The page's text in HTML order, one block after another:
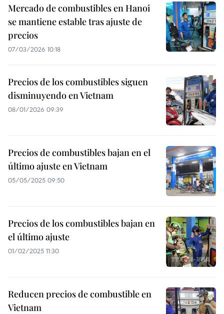
Mercado de combustibles en Hanoi
se mantiene estable tras ajuste de
precios
07/03/2026 10:18
Precios de los combustibles siguen
disminuyendo en Vietnam
08/01/2026 09:39
Precios de combustibles bajan en el
último ajuste en Vietnam
05/05/2025 09:50
Precios de los combustibles bajan en
el último ajuste
01/02/2025 11:30
Reducen precios de combustible en
Vietnam